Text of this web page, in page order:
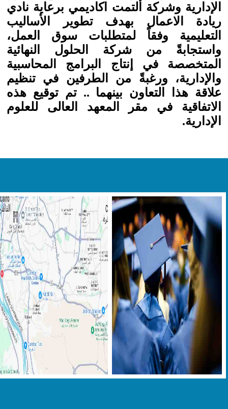
الإدارية وشركة ألتمت اكاديمي برعاية نادي
ريادة الاعمال بهدف تطوير الأساليب
التعليمية وفقاً لمتطلبات سوق العمل،
واستجابةً من شركة الحلول النهائية
المتخصصة في إنتاج البرامج المحاسبية
والإدارية، ورغبةً من الطرفين في تنظيم
علاقة هذا التعاون بينهما .. تم توقيع هذه
الاتفاقية في مقر المعهد العالى للعلوم
الإدارية.